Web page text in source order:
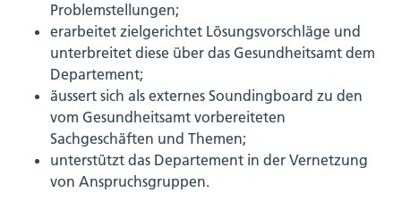
Problemstellungen;
erarbeitet zielgerichtet Lösungsvorschläge und
unterbreitet diese über das Gesundheitsamt dem
Departement;
äussert sich als externes Soundingboard zu den
vom Gesundheitsamt vorbereiteten
Sachgeschäften und Themen;
unterstützt das Departement in der Vernetzung
von Anspruchsgruppen.